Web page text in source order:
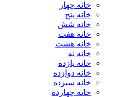
خانه چهار
خانه پنج
خانه شش
خانه هفت
خانه هشت
خانه نه
خانه یازده
خانه دوازده
خانه سیزده
خانه چهارده